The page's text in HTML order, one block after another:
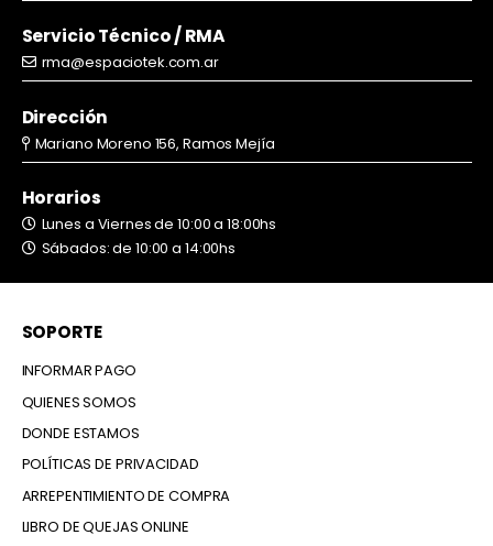
Servicio Técnico / RMA
rma@espaciotek.com.ar
Dirección
Mariano Moreno 156, Ramos Mejía
Horarios
Lunes a Viernes de 10:00 a 18:00hs
Sábados: de 10:00 a 14:00hs
SOPORTE
INFORMAR PAGO
QUIENES SOMOS
DONDE ESTAMOS
POLÍTICAS DE PRIVACIDAD
ARREPENTIMIENTO DE COMPRA
LIBRO DE QUEJAS ONLINE